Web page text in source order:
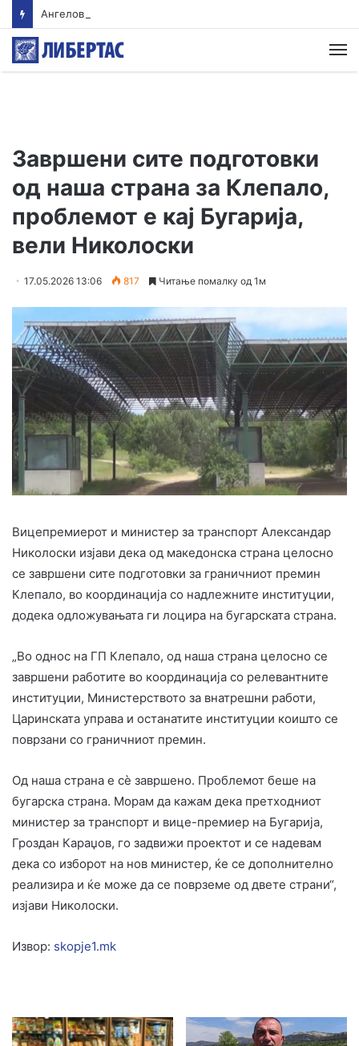
Завршени сите подготовки
од наша страна за Клепало,
проблемот е кај Бугарија,
вели Николоски
17.05.2026 13:06 817 Читање помалку од 1м
Вицепремиерот и министер за транспорт Александар
Николоски изјави дека од македонска страна целосно
се завршени сите подготовки за граничниот премин
Клепало, во координација со надлежните институции,
додека одложувањата ги лоцира на бугарската страна.
„Во однос на ГП Клепало, од наша страна целосно се
завршени работите во координација со релевантните
институции, Министерството за внатрешни работи,
Царинската управа и останатите институции коишто се
поврзани со граничниот премин.
Од наша страна е сè завршено. Проблемот беше на
бугарска страна. Морам да кажам дека претходниот
министер за транспорт и вице-премиер на Бугарија,
Гроздан Караџов, го задвижи проектот и се надевам
дека со изборот на нов министер, ќе се дополнително
реализира и ќе може да се поврземе од двете страни“,
изјави Николоски.
Извор: skopje1.mk